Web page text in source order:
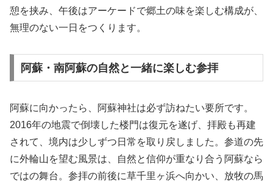
憩を挟み、午後はアーケードで郷土の味を楽しむ構成が、
無理のない一日をつくります。
阿蘇・南阿蘇の自然と一緒に楽しむ参拝
阿蘇に向かったら、阿蘇神社は必ず訪ねたい要所です。
2016年の地震で倒壊した楼門は復元を遂げ、拝殿も再建
されて、境内は少しずつ日常を取り戻しました。参道の先
に外輪山を望む風景は、自然と信仰が重なり合う阿蘇なら
ではの舞台。参拝の前後に草千里ヶ浜へ向かい、放牧の馬